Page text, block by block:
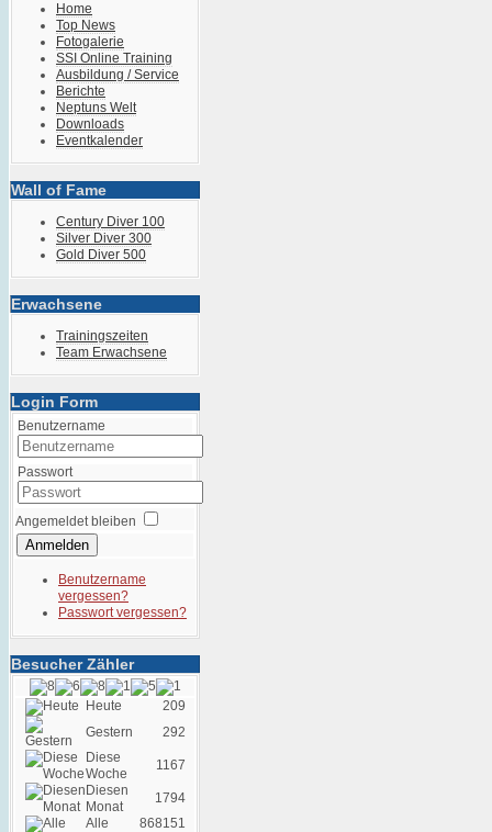
Home
Top News
Fotogalerie
SSI Online Training
Ausbildung / Service
Berichte
Neptuns Welt
Downloads
Eventkalender
Wall of Fame
Century Diver 100
Silver Diver 300
Gold Diver 500
Erwachsene
Trainingszeiten
Team Erwachsene
Login Form
Benutzername
Passwort
Angemeldet bleiben
Anmelden
Benutzername
vergessen?
Passwort vergessen?
Besucher Zähler
Heute
209
Gestern
292
Diese
Woche
1167
Diesen
Monat
1794
Alle
868151